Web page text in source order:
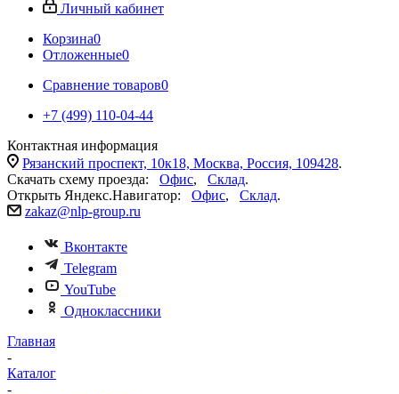
Личный кабинет
Корзина0
Отложенные0
Сравнение товаров0
+7 (499) 110-04-44
Контактная информация
Рязанский проспект, 10к18, Москва, Россия, 109428.
Скачать схему проезда: Офис, Склад.
Открыть Яндекс.Навигатор: Офис, Склад.
zakaz@nlp-group.ru
Вконтакте
Telegram
YouTube
Одноклассники
Главная
-
Каталог
-